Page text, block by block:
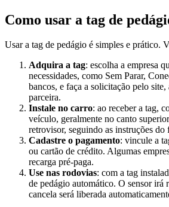
Como usar a tag de
Usar a tag de pedágio é simples e prático.
Adquira a tag: escolha a empresa
necessidades, como Sem Parar,
bancos, e faça a solicitação pelo
parceira.
Instale no carro: ao receber a tag,
veículo, geralmente no canto
retrovisor, seguindo as instruções do
Cadastre o pagamento: vincule a
ou cartão de crédito. Algumas
recarga pré-paga.
Use nas rodovias: com a tag
de pedágio automático. O sensor irá
cancela será liberada